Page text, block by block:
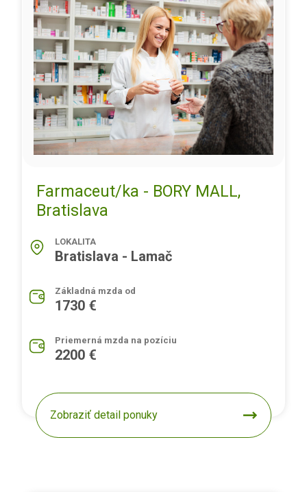
Farmaceut/ka - BORY MALL,
Bratislava
LOKALITA
Bratislava - Lamač
Základná mzda od
1730 €
Priemerná mzda na pozíciu
2200 €
Zobraziť detail ponuky